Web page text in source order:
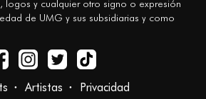
logos y cualquier otro signo o expresión
de UMG y sus subsidiarias y como
Artistas Privacidad